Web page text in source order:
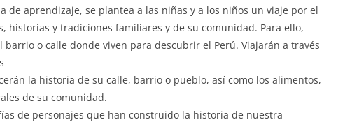
de aprendizaje, se plantea a las niñas y a los niños un viaje por el
historias y tradiciones familiares y de su comunidad. Para ello,
o calle donde viven para descubrir el Perú. Viajarán a través
la historia de su calle, barrio o pueblo, así como los alimentos,
de su comunidad.
de personajes que han construido la historia de nuestra